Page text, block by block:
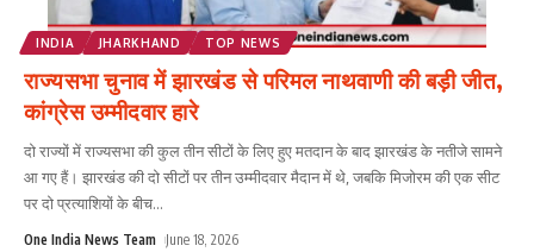
INDIA JHARKHAND TOP NEWS
राज्यसभा चुनाव में झारखंड से परिमल नाथवाणी की बड़ी जीत,
कांग्रेस उम्मीदवार हारे
दो राज्यों में राज्यसभा की कुल तीन सीटों के लिए हुए मतदान के बाद झारखंड के नतीजे सामने
आ गए हैं। झारखंड की दो सीटों पर तीन उम्मीदवार मैदान में थे, जबकि मिजोरम की एक सीट
पर दो प्रत्याशियों के बीच...
One India News Team June 18, 2026